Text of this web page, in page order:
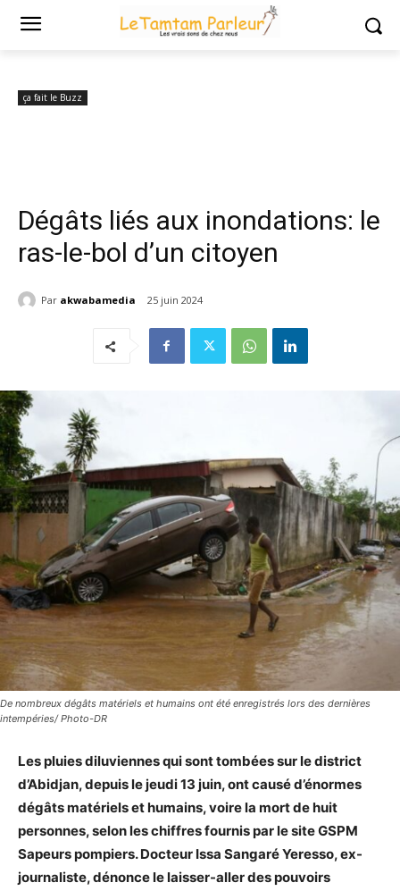
Accueil ça fait le Buzz
Dégâts liés aux inondations: le ras-le-bol d’un
ça fait le Buzz
Dégâts liés aux inondations: le
ras-le-bol d’un citoyen
Par akwabamedia 25 juin 2024
De nombreux dégâts matériels et humains ont été enregistrés lors des dernières
intempéries/ Photo-DR
Les pluies diluviennes qui sont tombées sur le district
d’Abidjan, depuis le jeudi 13 juin, ont causé d’énormes
dégâts matériels et humains, voire la mort de huit
personnes, selon les chiffres fournis par le site GSPM
Sapeurs pompiers. Docteur Issa Sangaré Yeresso, ex-
journaliste, dénonce le laisser-aller des pouvoirs